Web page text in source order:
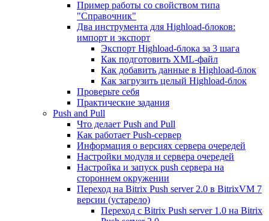
Пример работы со свойством типа
"Справочник"
Два инструмента для Highload-блоков:
импорт и экспорт
Экспорт Highload-блока за 3 шага
Как подготовить XML-файл
Как добавить данные в Highload-блок
Как загрузить целый Highload-блок
Проверьте себя
Практические задания
Push and Pull
Что делает Push and Pull
Как работает Push-сервер
Информация о версиях сервера очередей
Настройки модуля и сервера очередей
Настройка и запуск push сервера на
стороннем окружении
Переход на Bitrix Push server 2.0 в BitrixVM 7
версии (устарело)
Переход с Bitrix Push server 1.0 на Bitrix